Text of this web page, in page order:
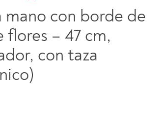
con borde de
– 47 cm,
con taza